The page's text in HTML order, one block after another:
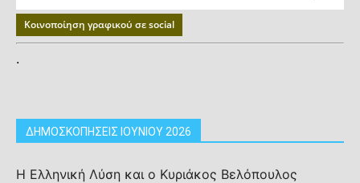
Κοινοποίηση γραφικού σε social
.
ΔΗΜΟΣΚΟΠΗΣΕΙΣ ΙΟΥΝΙΟΥ 2026
Η Ελληνική Λύση και ο Κυριάκος Βελόπουλος